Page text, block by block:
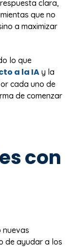
clara,
que no
a maximizar
lo que
a la IAy la
cada uno de
de comenzar
con
nuevas
de ayudar a los